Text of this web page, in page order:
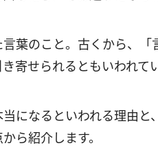
葉のこと。古くから、
寄せられるともいわれてい
になるといわれる理由と
ら紹介します。